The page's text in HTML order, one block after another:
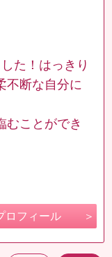
た！はっきり
不断な自分に
むことができ
ロフィール